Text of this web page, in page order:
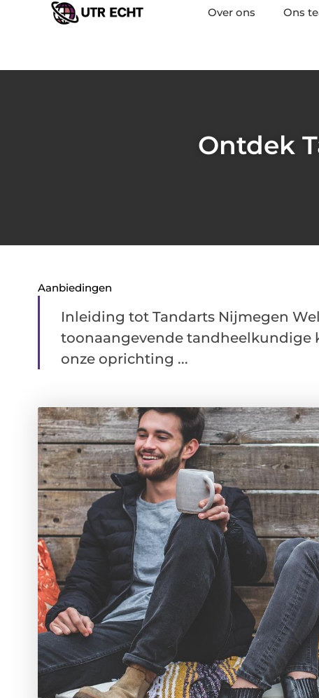
Over ons Ons
Ontdek
Aanbiedingen
Inleiding tot Tandarts Nijmegen
toonaangevende tandheelkundige
onze oprichting ...